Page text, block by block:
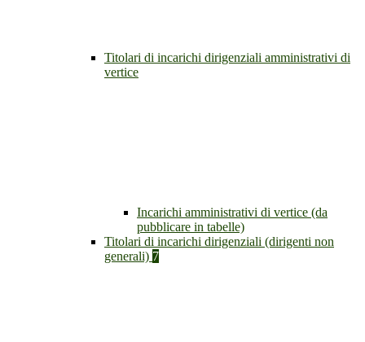
Titolari di incarichi dirigenziali amministrativi di
vertice
Incarichi amministrativi di vertice (da
pubblicare in tabelle)
Titolari di incarichi dirigenziali (dirigenti non
generali) 7